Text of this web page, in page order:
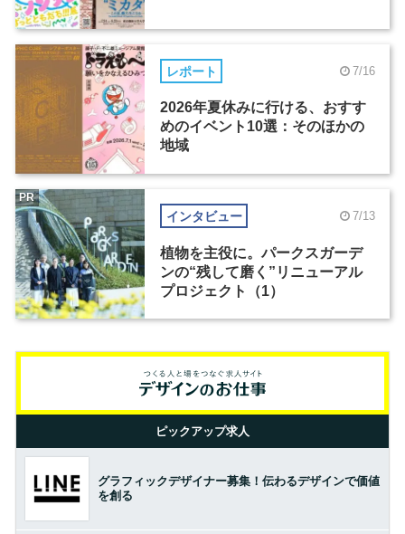
レポート 7/16
2026年夏休みに行ける、おすす
めのイベント10選：そのほかの
地域
インタビュー 7/13
植物を主役に。パークスガーデ
ンの“残して磨く”リニューアル
プロジェクト（1）
PR
ピックアップ求人
グラフィックデザイナー募集！伝わるデザインで価値
を創る